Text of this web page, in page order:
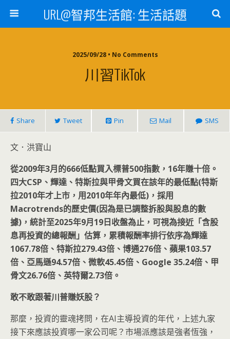
URL@智邦生活館: 生活話題
2025/09/28 • No Comments
川習TikTok
Share Tweet Pin Mail SMS
文．洪寶山
從2009年3月的666低點買入標普500指數，16年賺十倍。
四大CSP 、輝達、特斯拉與甲骨文買在該年的最低點(特斯
拉2010年才上市，用2010年年內最低) ，採用
Macrotrends的歷史價(因為是已調整拆股與股息的數
據) ，統計至2025年9月19日收盤為止，可視為接近「含股
息再投資的總報酬」估算，累積報酬率排行依序為輝達
1067.78倍、特斯拉279.43倍、博通276倍、蘋果103.57
倍、亞馬遜94.57倍、微軟45.45倍、Google 35.24倍、甲
骨文26.76倍、英特爾2.73倍。
敢不敢跟著川普賺妖股？
那麼，投資的靈魂拷問，在AI主導投資的年代，上述九家
接下來應該投資哪一家公司呢？市場派應該是強者恆強，